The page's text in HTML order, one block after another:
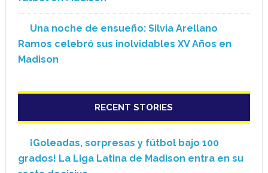
Una noche de ensueño: Silvia Arellano
Ramos celebró sus inolvidables XV Años en
Madison
RECENT STORIES
¡Goleadas, sorpresas y fútbol bajo 100
grados! La Liga Latina de Madison entra en su